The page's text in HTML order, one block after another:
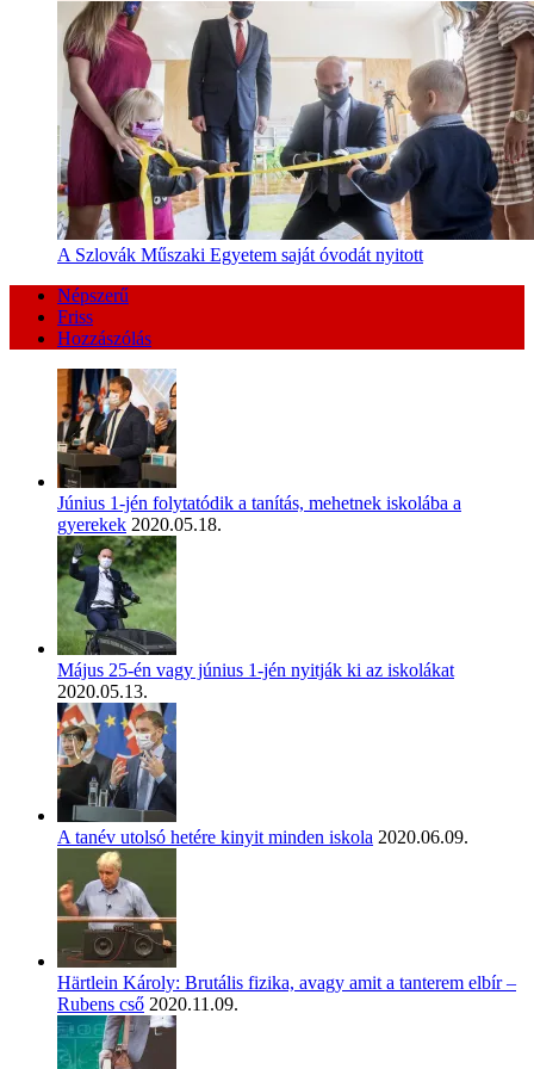
A Szlovák Műszaki Egyetem saját óvodát nyitott
Népszerű
Friss
Hozzászólás
Június 1-jén folytatódik a tanítás, mehetnek iskolába a
gyerekek 2020.05.18.
Május 25-én vagy június 1-jén nyitják ki az iskolákat
2020.05.13.
A tanév utolsó hetére kinyit minden iskola 2020.06.09.
Härtlein Károly: Brutális fizika, avagy amit a tanterem elbír –
Rubens cső 2020.11.09.